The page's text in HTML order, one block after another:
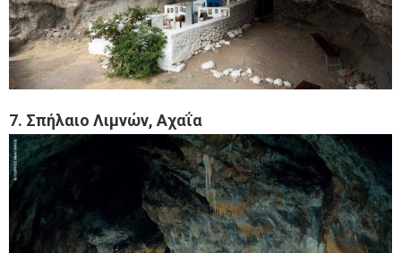
7. Σπήλαιο Λιμνών, Αχαΐα